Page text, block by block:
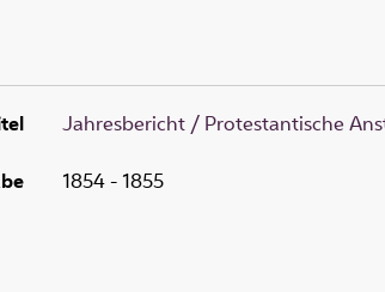
Jahresbericht / Protestantische
1854 - 1855